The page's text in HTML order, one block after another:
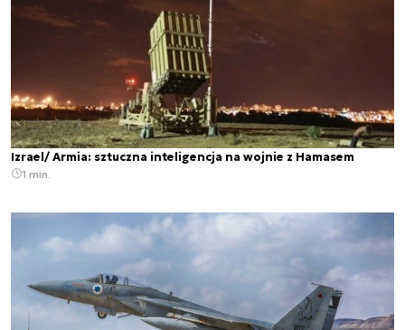
Izrael/ Armia: sztuczna inteligencja na wojnie z Hamasem
1 min.